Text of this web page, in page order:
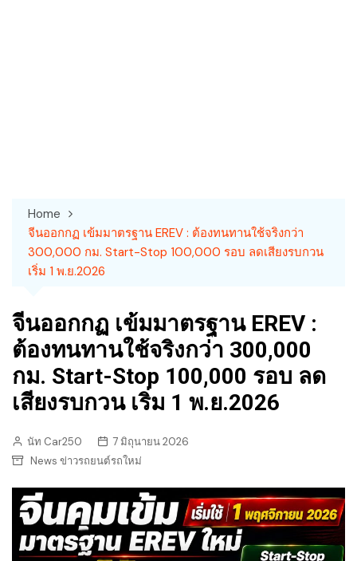
Home
จีนออกกฏ เข้มมาตรฐาน EREV : ต้องทนทานใช้จริงกว่า
300,000 กม. Start-Stop 100,000 รอบ ลดเสียงรบกวน
เริ่ม 1 พ.ย.2026
จีนออกกฏ เข้มมาตรฐาน EREV :
ต้องทนทานใช้จริงกว่า 300,000
กม. Start-Stop 100,000 รอบ ลด
เสียงรบกวน เริ่ม 1 พ.ย.2026
นัท Car250
7 มิถุนายน 2026
News ข่าวรถยนต์รถใหม่